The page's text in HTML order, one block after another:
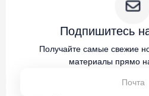
Подпишитесь
Получайте самые свежие
материалы прямо